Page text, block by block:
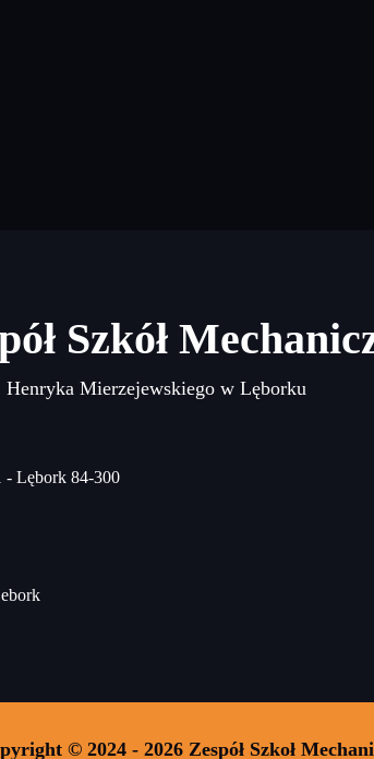
Szkół
Mierzejewskiego w Lęborku
- Lębork 84-300
© 2024 - 2026 Zespół Szkoł